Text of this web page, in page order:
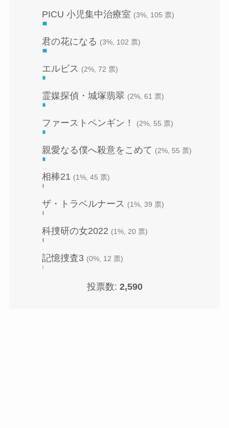
PICU 小児集中治療室 (3%, 105 票)
君の花になる (3%, 102 票)
エルピス (2%, 72 票)
霊媒探偵・城塚翡翠 (2%, 61 票)
ファーストペンギン！ (2%, 55 票)
親愛なる僕へ殺意をこめて (2%, 55 票)
相棒21 (1%, 45 票)
ザ・トラベルナース (1%, 39 票)
科捜研の女2022 (1%, 20 票)
記憶捜査3 (0%, 12 票)
投票数: 2,590